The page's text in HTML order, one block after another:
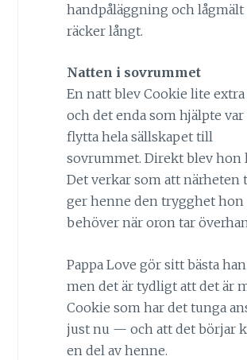
handpåläggning och lågmält
räcker långt.
Natten i sovrummet
En natt blev Cookie lite
och det enda som hjälpte var
flytta hela sällskapet till
sovrummet. Direkt blev hon
Det verkar som att närheten
ger henne den trygghet hon
behöver när oron tar
Pappa Love gör sitt bästa
men det är tydligt att det är
Cookie som har det tunga
just nu — och att det börjar
en del av henne.